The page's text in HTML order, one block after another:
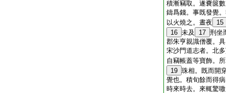
積漸竊取。遂嚢篋
鑄爲錢。事既發覺
以火燒之。晝夜
15
16 未及 17 刑坐
郡朱亨親識僧覆。
宋沙門道志者。北
自竊帳蓋等寶飾。
19 珠相。既而開
覺也。積旬餘而得
時來時去。來輒驚